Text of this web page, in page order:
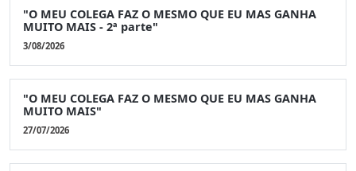
"O MEU COLEGA FAZ O MESMO QUE EU MAS GANHA
MUITO MAIS - 2ª parte"
3/08/2026
"O MEU COLEGA FAZ O MESMO QUE EU MAS GANHA
MUITO MAIS"
27/07/2026